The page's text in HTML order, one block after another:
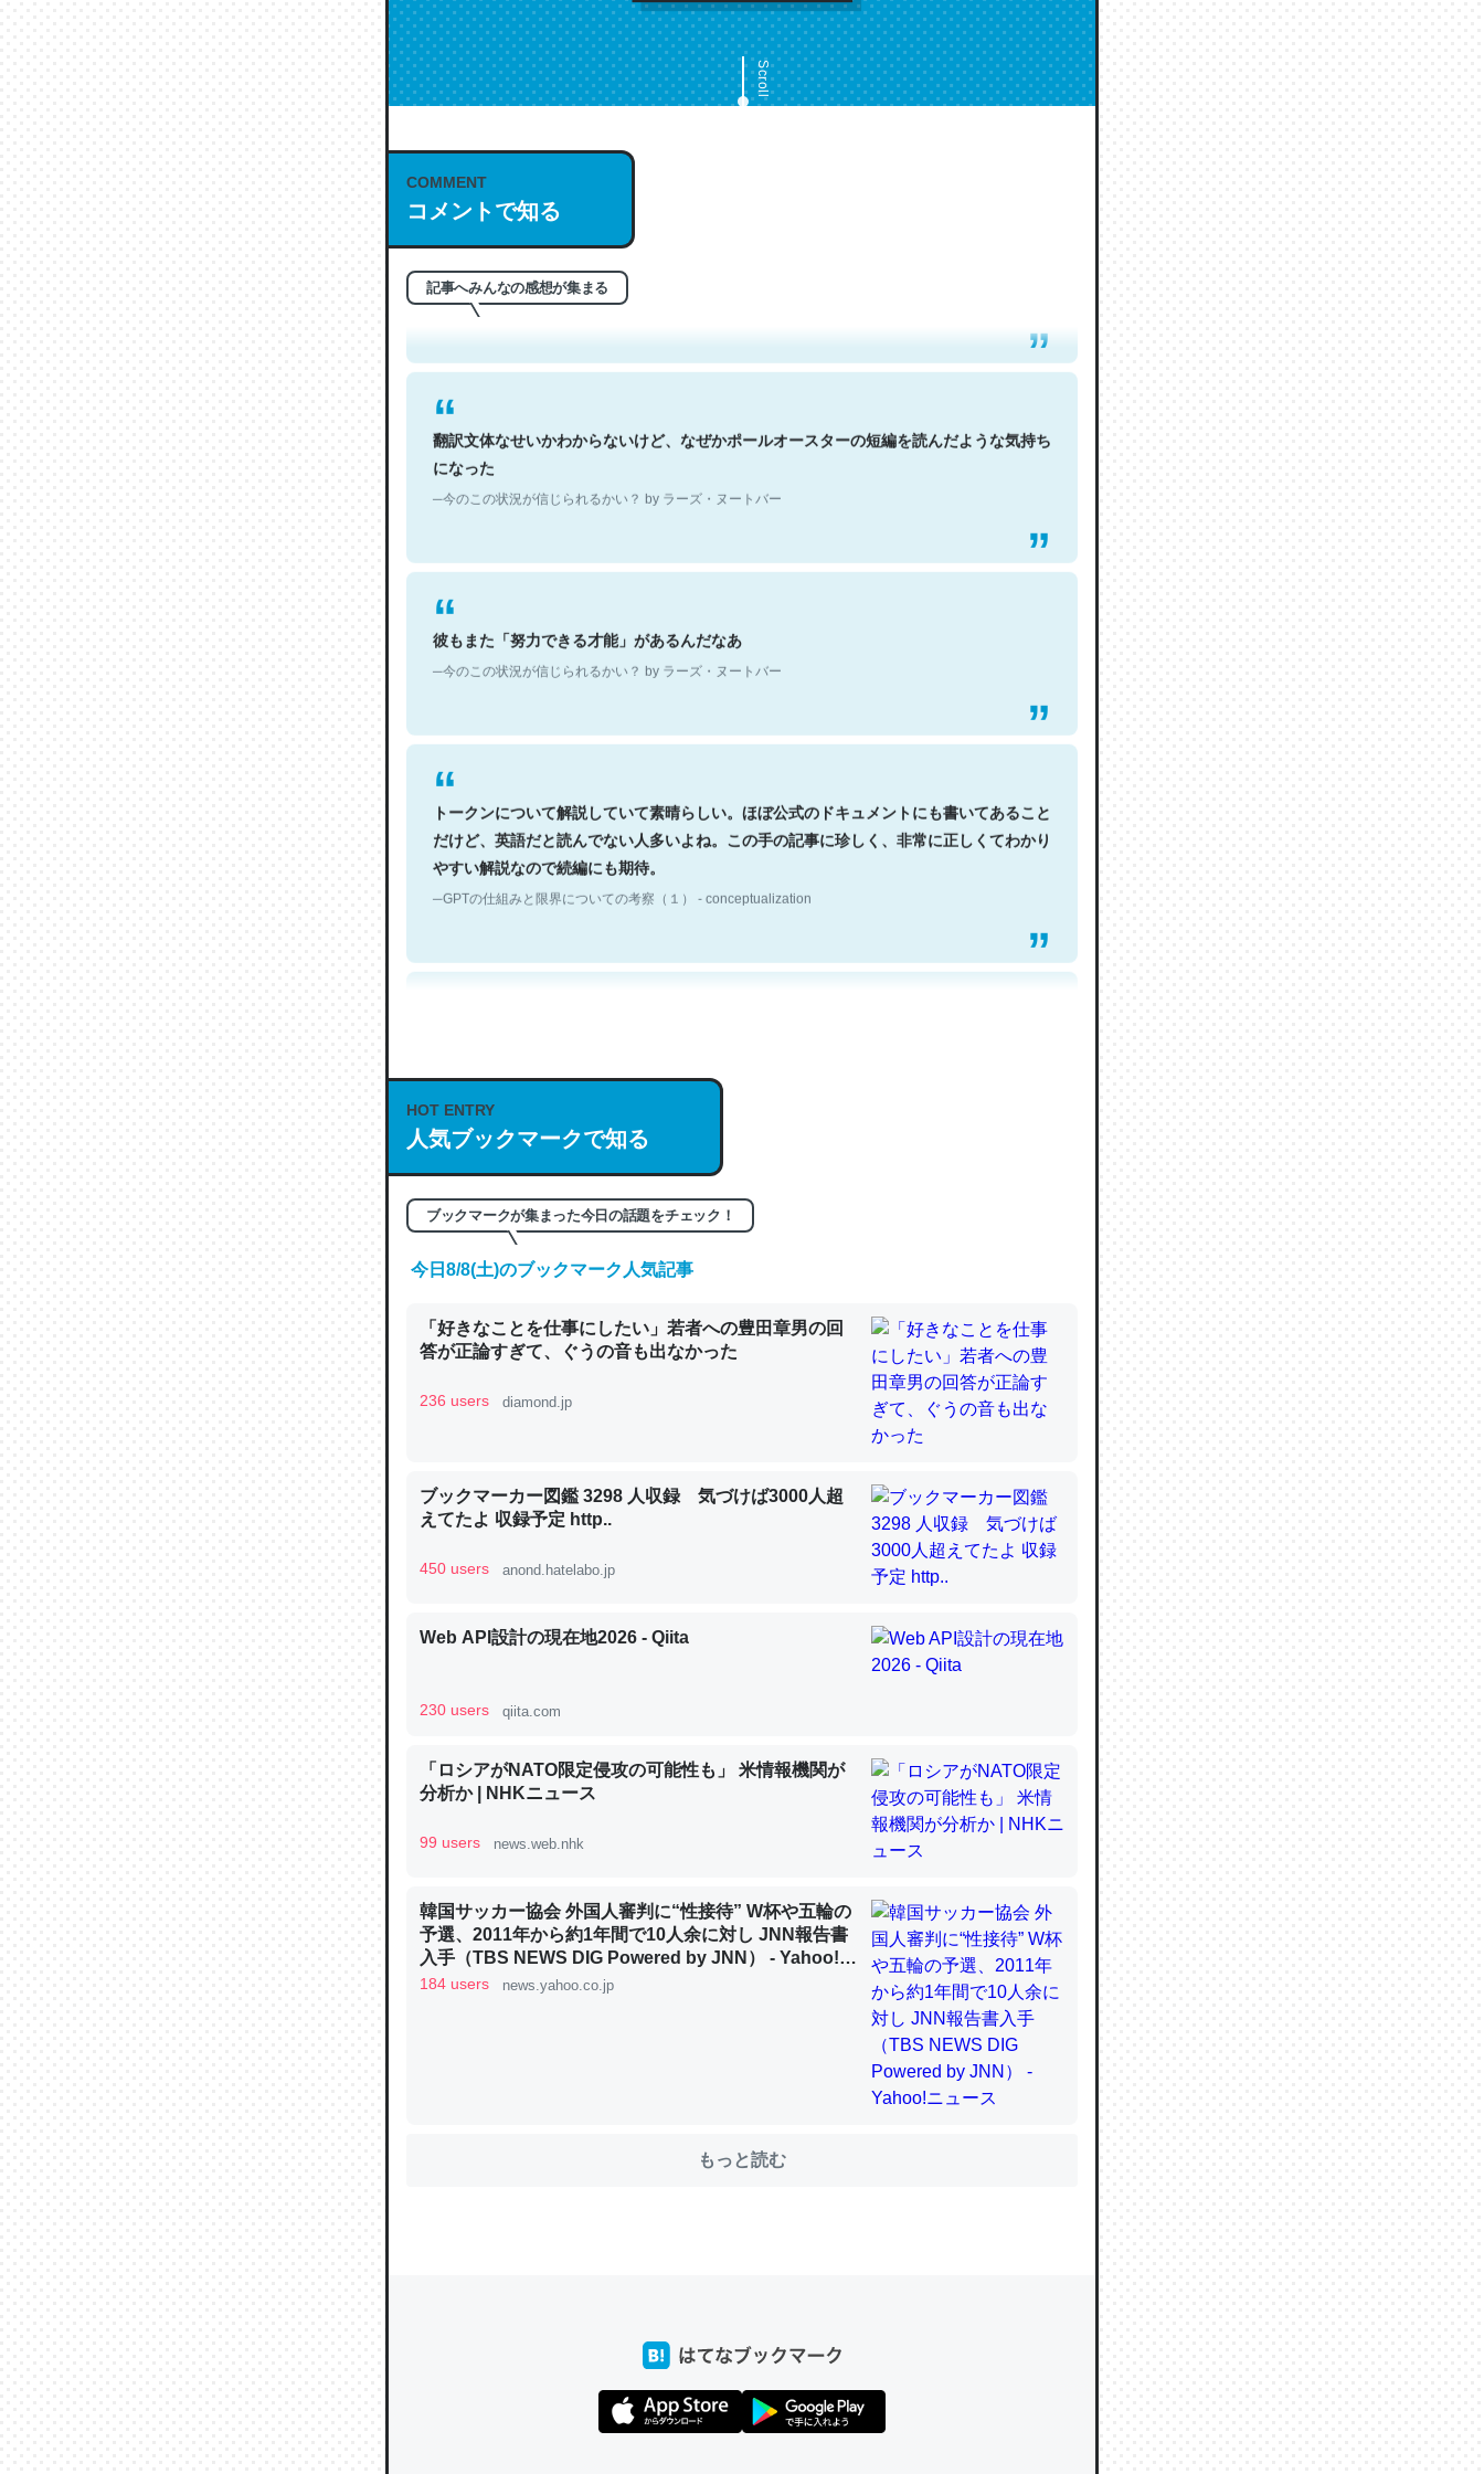
Scroll
COMMENT
コメントで知る
記事へみんなの感想が集まる
これは名文。彼はとてもクレバーなんだろうなと凄く思う。英語少しでも読める人は原文
もお勧め。自分はこの流れ好き。Let’s Fucking Go. Then Covid hit. Shit.
─今のこの状況が信じられるかい？ by ラーズ・ヌートバー
翻訳文体なせいかわからないけど、なぜかポールオースターの短編を読んだような気持ち
になった
─今のこの状況が信じられるかい？ by ラーズ・ヌートバー
彼もまた「努力できる才能」があるんだなあ
─今のこの状況が信じられるかい？ by ラーズ・ヌートバー
トークンについて解説していて素晴らしい。ほぼ公式のドキュメントにも書いてあること
だけど、英語だと読んでない人多いよね。この手の記事に珍しく、非常に正しくてわかり
やすい解説なので続編にも期待。
─GPTの仕組みと限界についての考察（１） - conceptualization
─GPTの仕組みと限界についての考察（１） - conceptualization
これは良記事。32768トークンだと英語小説100ページ分くらい。小説でいう「ずっと前
の伏線」は回収されないけど、短期記憶というには多い分量。進化すればするほど分かり
やすく強くなりそう
昆虫ってカルシウム少ないのか。知らんかった。調べたらコオロギのカルシウム分はエビ
─ニュース :: 【研究発表】昆虫学の大問題＝「昆虫はなぜ海にいないのか」に関する新仮説
論文では「淡水はカルシウムも酸素も不足してて両方に不利だから両方が拮抗してるので
は」とあって面白い。海にいる鋏角類（カブトガニ・ウミグモ）はカルシウムを使わずキ
類だと殻を無くしてナメクジになったり努力してるし。
─ニュース :: 【研究発表】昆虫学の大問題＝「昆虫はなぜ海にいないのか」に関する新仮説
ウチもEchoを実家に置いて４年。でたまに覗いてる。ぼちぼちRingも置こうかと画策
中。あと、Googleマップで位置情報を共有してる。電池残量や充電中かが分かるのでこ
─たまにLINEするくらいだった遠方の父67歳と僕。ITツール導入でコミュニケーションが劇的に変化し
きる。一生で親と会える残り時間を日数にすると1週間とかの人が多いそうだけど、それ
を実質100倍以上に伸ばす効果があるはず……
─たまにLINEするくらいだった遠方の父67歳と僕。ITツール導入でコミュニケーションが劇的に変化し
HOT ENTRY
人気ブックマークで知る
ブックマークが集まった今日の話題をチェック！
今日8/8(土)のブックマーク人気記事
「好きなことを仕事にしたい」若者への豊田章男の回
答が正論すぎて、ぐうの音も出なかった
236 users diamond.jp
ブックマーカー図鑑 3298 人収録 気づけば3000人超
えてたよ 収録予定 http..
450 users anond.hatelabo.jp
Web API設計の現在地2026 - Qiita
230 users qiita.com
「ロシアがNATO限定侵攻の可能性も」 米情報機関が
分析か | NHKニュース
99 users news.web.nhk
韓国サッカー協会 外国人審判に“性接待” W杯や五輪の
予選、2011年から約1年間で10人余に対し JNN報告書
入手（TBS NEWS DIG Powered by JNN） - Yahoo!ニ
ュース
184 users news.yahoo.co.jp
もっと読む